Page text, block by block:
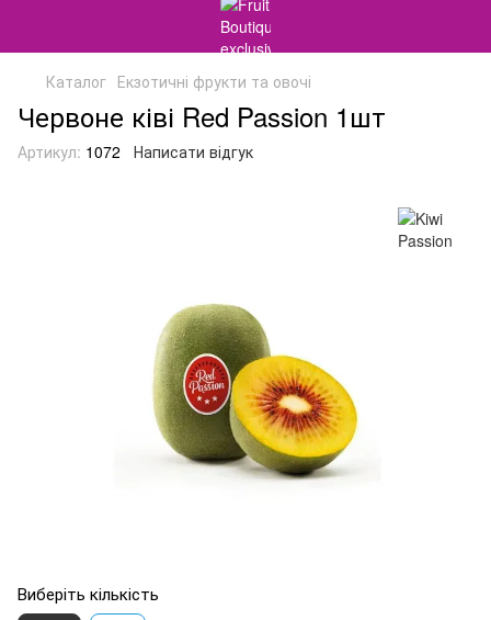
Каталог Екзотичні фрукти та овочі
Червоне ківі Red Passion 1шт
Артикул: 1072 Написати відгук
Виберіть кількість